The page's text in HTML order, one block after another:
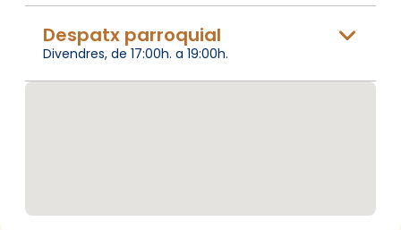
Despatx parroquial
Divendres, de 17:00h. a 19:00h.